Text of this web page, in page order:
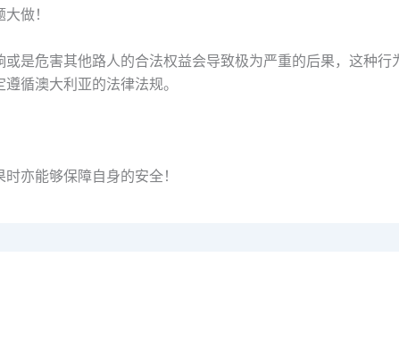
做！
是危害其他路人的合法权益会导致极为严重的后果，这种行
循澳大利亚的法律法规。
亦能够保障自身的安全！